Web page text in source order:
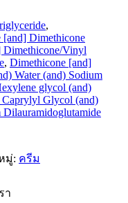
,
[and] Dimethicone
Dimethicone/Vinyl
, Dimethicone [and]
Water (and) Sodium
glycol (and)
Caprylyl Glycol (and)
Dilauramidoglutamide
มู่: ครีม